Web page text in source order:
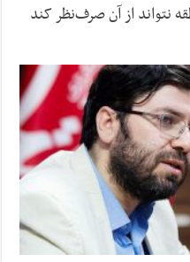
نتواند از آن صرف‌نظر کند